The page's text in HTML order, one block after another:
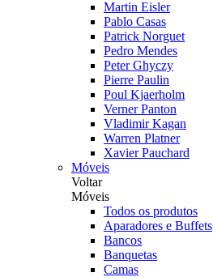
Martin Eisler
Pablo Casas
Patrick Norguet
Pedro Mendes
Peter Ghyczy
Pierre Paulin
Poul Kjaerholm
Verner Panton
Vladimir Kagan
Warren Platner
Xavier Pauchard
Móveis
Voltar
Móveis
Todos os produtos
Aparadores e Buffets
Bancos
Banquetas
Camas